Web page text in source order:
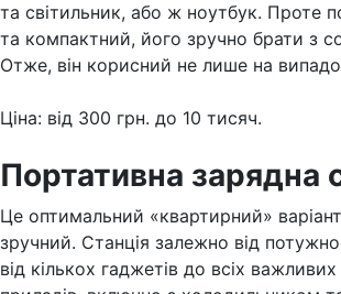
та світильник, або ж ноутбук. Проте
та компактний, його зручно брати з
Отже, він корисний не лише на
Ціна: від 300 грн. до 10 тисяч.
Портативна зарядна
Це оптимальний «квартирний»
зручний. Станція залежно від
від кількох гаджетів до всіх